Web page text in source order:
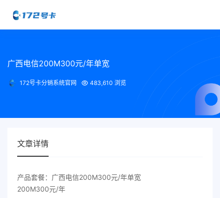
广西电信200M300元/年单宽
172号卡分销系统官网 483,610 浏览
文章详情
产品套餐：广西电信200M300元/年单宽
200M300元/年